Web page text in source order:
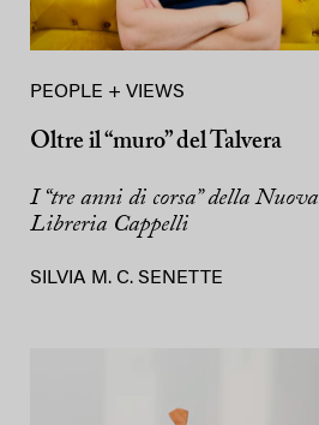
PEOPLE + VIEWS
Oltre il “muro” del Talvera
I “tre anni di corsa” della Nuova
Libreria Cappelli
SILVIA M. C. SENETTE